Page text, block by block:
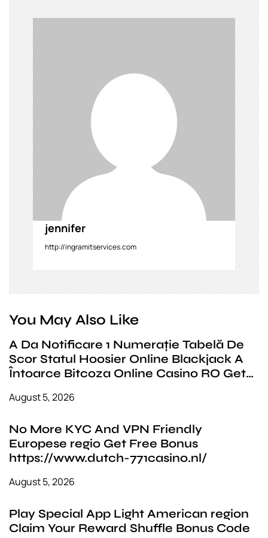
jennifer
http://ingramitservices.com
You May Also Like
A Da Notificare 1 Numerație Tabelă De
Scor Statul Hoosier Online Blackjack A
Întoarce Bitcoza Online Casino RO Get
August 5, 2026
No More KYC And VPN Friendly
Europese regio Get Free Bonus
https://www.dutch-771casino.nl/
August 5, 2026
Play Special App Light American region
Claim Your Reward Shuffle Bonus Code